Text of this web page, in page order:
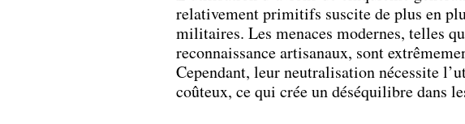
relativement primitifs suscite de plus en
militaires. Les menaces modernes, telles
reconnaissance artisanaux, sont
Cependant, leur neutralisation nécessite
coûteux, ce qui crée un déséquilibre dans